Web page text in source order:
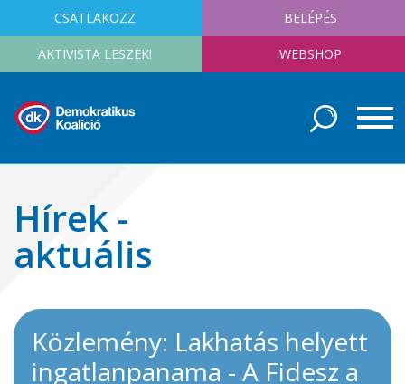
CSATLAKOZZ BELÉPÉS
AKTIVISTA LESZEK! WEBSHOP
Hírek -
aktuális
Közlemény: Lakhatás helyett
ingatlanpanama - A Fidesz a